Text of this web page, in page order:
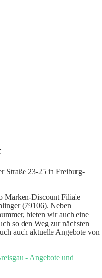
Straße 23-25 in Freiburg-
Marken-Discount Filiale
(79106). Neben
bieten wir auch eine
so den Weg zur nächsten
auch aktuelle Angebote von
- Angebote und